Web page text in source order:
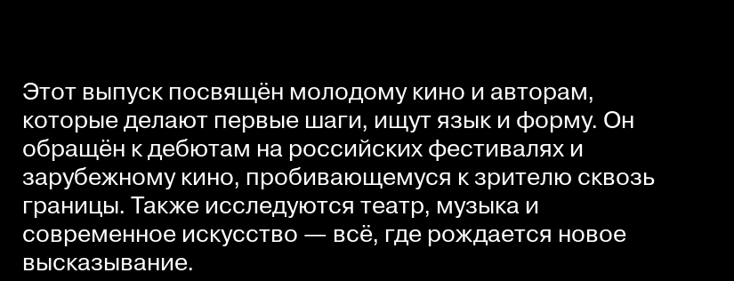
Этот выпуск посвящён молодому кино и авторам,
которые делают первые шаги, ищут язык и форму. Он
обращён к дебютам на российских фестивалях и
зарубежному кино, пробивающемуся к зрителю сквозь
границы. Также исследуются театр, музыка и
современное искусство — всё, где рождается новое
высказывание.